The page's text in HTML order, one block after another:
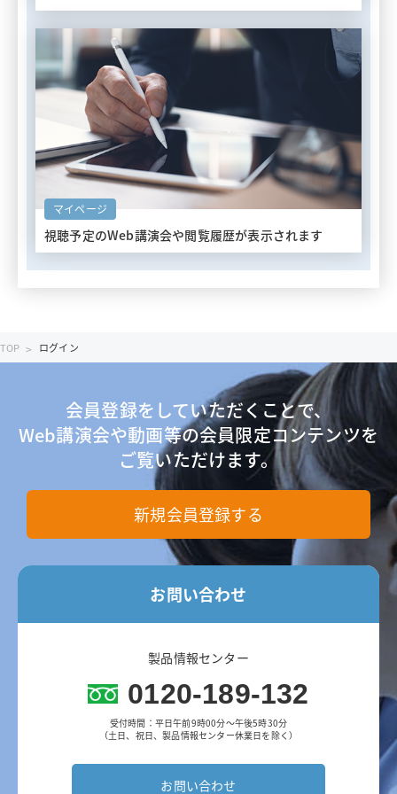
マイページ
視聴予定のWeb講演会や閲覧履歴が表示されます
TOP ログイン
会員登録をしていただくことで、
Web講演会や動画等の会員限定コンテンツを
ご覧いただけます。
新規会員登録する
お問い合わせ
製品情報センター
0120-189-132
受付時間：平日午前9時00分～午後5時30分
（土日、祝日、製品情報センター休業日を除く）
お問い合わせ